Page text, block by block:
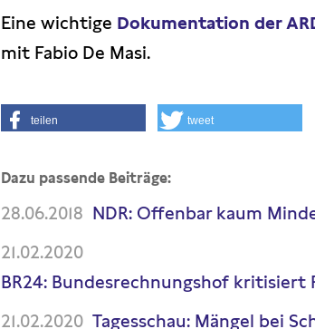
Eine wichtige Dokumentation der
mit Fabio De Masi.
teilen tweet
Dazu passende Beiträge:
28.06.2018 NDR: Offenbar kaum
21.02.2020
BR24: Bundesrechnungshof
21.02.2020 Tagesschau: Mängel bei